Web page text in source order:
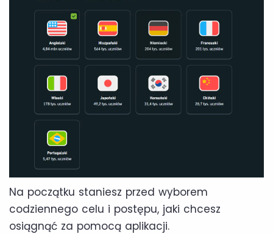
Na początku staniesz przed wyborem
codziennego celu i postępu, jaki chcesz
osiągnąć za pomocą aplikacji.